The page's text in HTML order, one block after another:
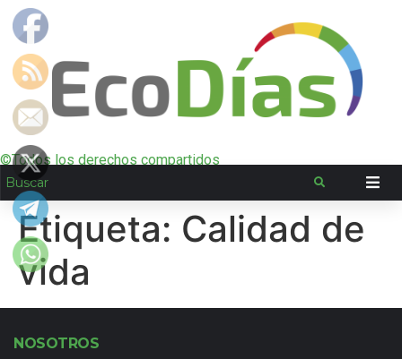
©Todos los derechos compartidos
Etiqueta: Calidad de
vida
NOSOTROS